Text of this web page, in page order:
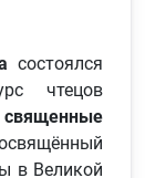
состоялся
чтецов
в Великой